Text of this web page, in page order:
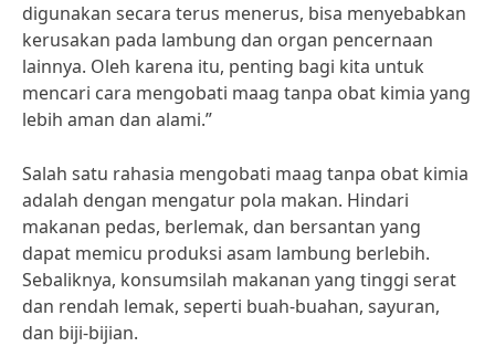
digunakan secara terus menerus, bisa menyebabkan
kerusakan pada lambung dan organ pencernaan
lainnya. Oleh karena itu, penting bagi kita untuk
mencari cara mengobati maag tanpa obat kimia yang
lebih aman dan alami.”
Salah satu rahasia mengobati maag tanpa obat kimia
adalah dengan mengatur pola makan. Hindari
makanan pedas, berlemak, dan bersantan yang
dapat memicu produksi asam lambung berlebih.
Sebaliknya, konsumsilah makanan yang tinggi serat
dan rendah lemak, seperti buah-buahan, sayuran,
dan biji-bijian.